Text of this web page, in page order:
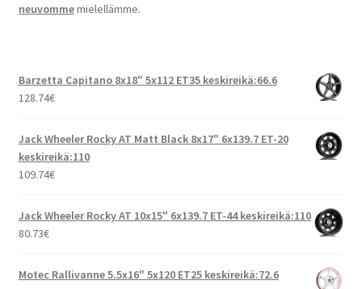
neuvommemielellämme.
Barzetta Capitano 8x18" 5x112 ET35 keskireikä:66.6
128.74€
Jack Wheeler Rocky AT Matt Black 8x17" 6x139.7 ET-20
keskireikä:110
109.74€
Jack Wheeler Rocky AT 10x15" 6x139.7 ET-44 keskireikä:110
80.73€
Motec Rallivanne 5.5x16" 5x120 ET25 keskireikä:72.6